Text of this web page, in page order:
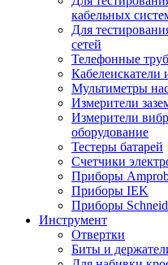
кабельных
Для
сетей
Телефонные
Кабелеискатели
Мультиметры
Измерители
Измерители
оборудование
Тестеры батарей
Счетчики
Приборы
Приборы IEK
Приборы
Инструмент
Отвертки
Биты и